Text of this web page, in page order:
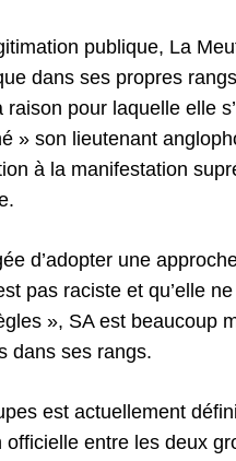
publique, La
dans ses propres
pour laquelle elle
» son lieutenant
à la manifestation
d’adopter une
pas raciste et qu’elle
», SA est beaucoup
dans ses rangs.
est actuellement
entre les deux